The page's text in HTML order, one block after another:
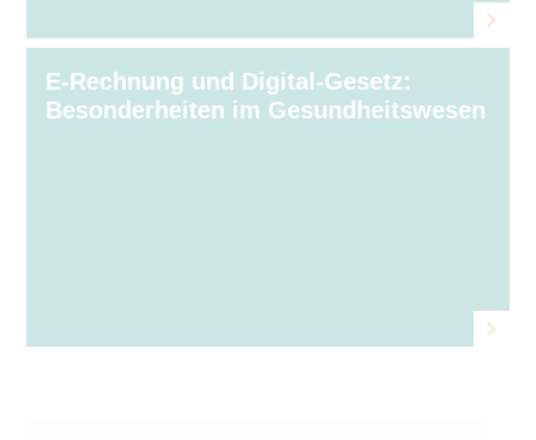
E-Rechnung und Digital-Gesetz:
Besonderheiten im Gesundheitswesen